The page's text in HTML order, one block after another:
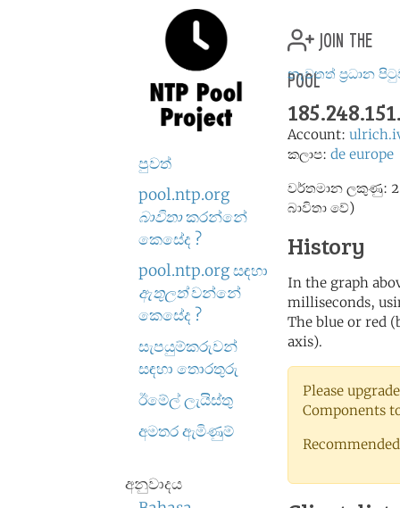
පුවත්
pool.ntp.org
බාවිතාකරන්නේ
කෙසේද ?
pool.ntp.org සඳහා
ඇතුලත්වන්නේ
කෙසේද ?
සැපයුම්කරුවන්
සඳහා තොරතුරු
ඊමේල් ලැයිස්තු
අමතර ඇමිණුම්
අනුවාදය
join the
pool
නැවතත් ප්‍රධාන
Account:
කලාප: de europe
වර්තමාන ලකුණු:
බාවිතා වේ)
History
In the graph
milliseconds,
The blue or red
axis).
Please
Components